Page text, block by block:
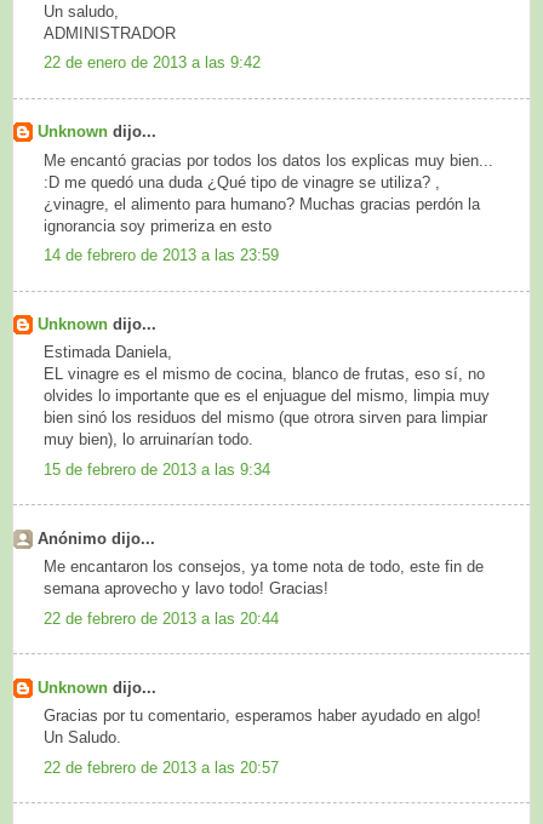
Un saludo,
ADMINISTRADOR
22 de enero de 2013 a las 9:42
Unknown dijo...
Me encantó gracias por todos los datos los explicas muy bien...
:D me quedó una duda ¿Qué tipo de vinagre se utiliza? ,
¿vinagre, el alimento para humano? Muchas gracias perdón la
ignorancia soy primeriza en esto
14 de febrero de 2013 a las 23:59
Unknown dijo...
Estimada Daniela,
EL vinagre es el mismo de cocina, blanco de frutas, eso sí, no
olvides lo importante que es el enjuague del mismo, limpia muy
bien sinó los residuos del mismo (que otrora sirven para limpiar
muy bien), lo arruinarían todo.
15 de febrero de 2013 a las 9:34
Anónimo dijo...
Me encantaron los consejos, ya tome nota de todo, este fin de
semana aprovecho y lavo todo! Gracias!
22 de febrero de 2013 a las 20:44
Unknown dijo...
Gracias por tu comentario, esperamos haber ayudado en algo!
Un Saludo.
22 de febrero de 2013 a las 20:57